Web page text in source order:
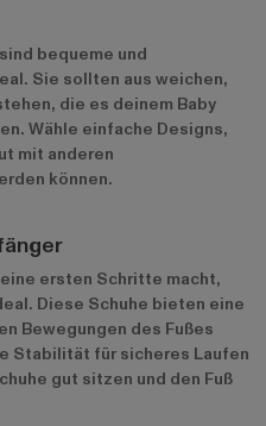
bequeme und
Sie sollten aus weichen,
die es deinem Baby
Wähle einfache Designs,
mit anderen
können.
ersten Schritte macht,
Diese Schuhe bieten eine
Bewegungen des Fußes
Stabilität für sicheres Laufen
gut sitzen und den Fuß